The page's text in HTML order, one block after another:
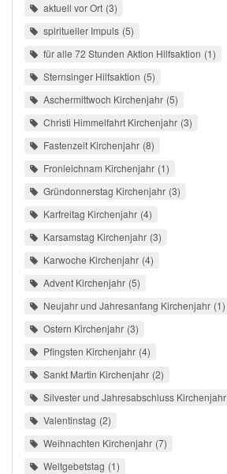
aktuell vor Ort 3
spiritueller Impuls 5
für alle 72 Stunden Aktion Hilfsaktion 1
Sternsinger Hilfsaktion 5
Aschermittwoch Kirchenjahr 5
Christi Himmelfahrt Kirchenjahr 3
Fastenzeit Kirchenjahr 8
Fronleichnam Kirchenjahr 1
Gründonnerstag Kirchenjahr 3
Karfreitag Kirchenjahr 4
Karsamstag Kirchenjahr 3
Karwoche Kirchenjahr 4
Advent Kirchenjahr 5
Neujahr und Jahresanfang Kirchenjahr 1
Ostern Kirchenjahr 3
Pfingsten Kirchenjahr 4
Sankt Martin Kirchenjahr 2
Silvester und Jahresabschluss Kirchenjahr
Valentinstag 2
Weihnachten Kirchenjahr 7
Weltgebetstag 1